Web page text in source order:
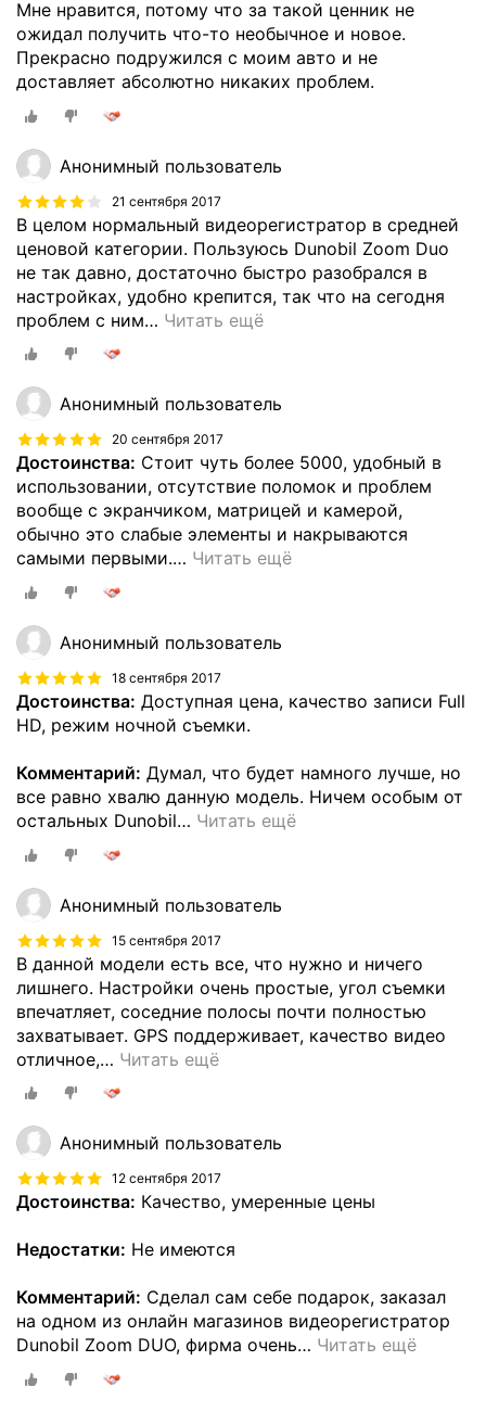
Мне нравится, потому что за такой ценник не
ожидал получить что-то необычное и новое.
Прекрасно подружился с моим авто и не
доставляет абсолютно никаких проблем.
Анонимный пользователь
21 сентября 2017
В целом нормальный видеорегистратор в средней
ценовой категории. Пользуюсь Dunobil Zoom Duo
не так давно, достаточно быстро разобрался в
настройках, удобно крепится, так что на сегодня
проблем с ним… Читать ещё
Анонимный пользователь
20 сентября 2017
Достоинства: Стоит чуть более 5000, удобный в
использовании, отсутствие поломок и проблем
вообще с экранчиком, матрицей и камерой,
обычно это слабые элементы и накрываются
самыми первыми.… Читать ещё
Анонимный пользователь
18 сентября 2017
Достоинства: Доступная цена, качество записи Full
HD, режим ночной съемки.
Комментарий: Думал, что будет намного лучше, но
все равно хвалю данную модель. Ничем особым от
остальных Dunobil… Читать ещё
Анонимный пользователь
15 сентября 2017
В данной модели есть все, что нужно и ничего
лишнего. Настройки очень простые, угол съемки
впечатляет, соседние полосы почти полностью
захватывает. GPS поддерживает, качество видео
отличное,… Читать ещё
Анонимный пользователь
12 сентября 2017
Достоинства: Качество, умеренные цены
Недостатки: Не имеются
Комментарий: Сделал сам себе подарок, заказал
на oдном из онлайн магазинов видеорегистратор
Dunobil Zoom DUO, фирма oчень… Читать ещё